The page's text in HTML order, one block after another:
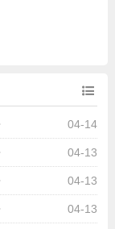
04-14
04-13
04-13
04-13